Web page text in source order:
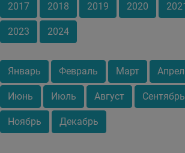
2017 2018 2019 2020
2023 2024
Январь Февраль Март
Июнь Июль Август Сентябрь
Ноябрь Декабрь